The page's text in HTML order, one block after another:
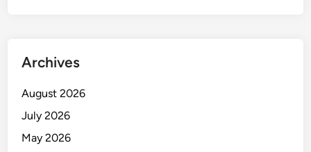
Archives
August 2026
July 2026
May 2026